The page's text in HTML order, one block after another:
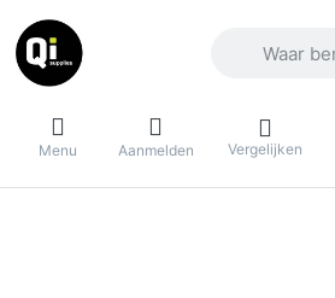
Menu Aanmelden Vergelijken